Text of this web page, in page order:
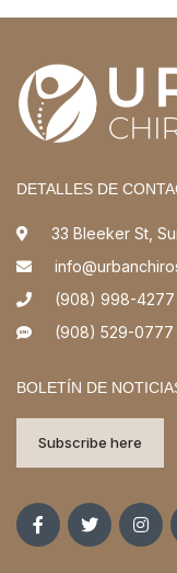
DETALLES DE
33 Bleeker St,
(908) 998-4277
(908) 529-0777
BOLETÍN DE
Subscribe here